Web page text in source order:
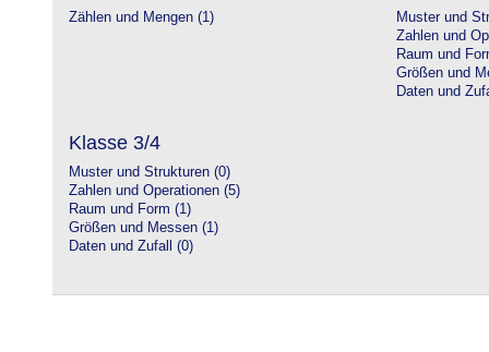
Zählen und Mengen (1)
Muster und
Zahlen und
Raum und
Größen und
Daten und
Klasse 3/4
Muster und Strukturen (0)
Zahlen und Operationen (5)
Raum und Form (1)
Größen und Messen (1)
Daten und Zufall (0)